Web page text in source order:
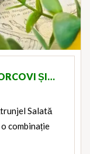
ȘI…
Salată
combinație